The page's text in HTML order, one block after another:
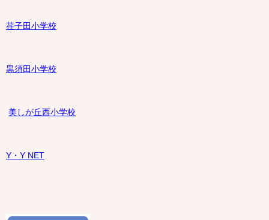
荏子田小学校
黒須田小学校
美しが丘西小学校
Y・Y NET